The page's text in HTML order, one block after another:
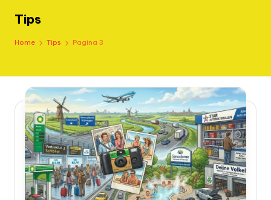
s
o
v
r
fi
e
t
s
e
Tips
Home Tips Pagina 3